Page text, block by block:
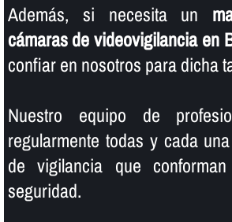
Además, si necesita un
cámaras de videovigilancia en
confiar en nosotros para dicha
Nuestro equipo de
regularmente todas y cada
de vigilancia que
seguridad.